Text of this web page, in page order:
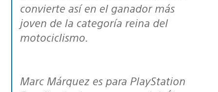
convierte así en el ganador más
joven de la categoría reina del
motociclismo.
Marc Márquez es para PlayStation